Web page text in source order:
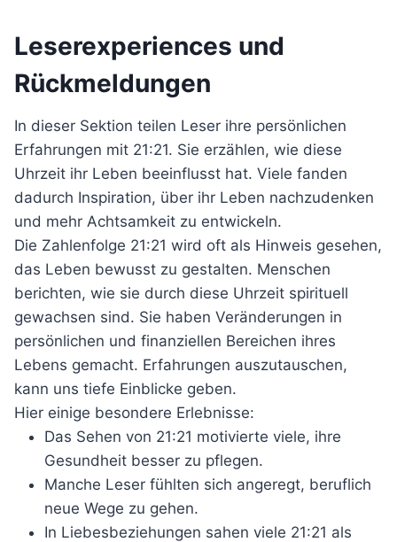
Leserexperiences und
Rückmeldungen
In dieser Sektion teilen Leser ihre persönlichen
Erfahrungen mit 21:21. Sie erzählen, wie diese
Uhrzeit ihr Leben beeinflusst hat. Viele fanden
dadurch Inspiration, über ihr Leben nachzudenken
und mehr Achtsamkeit zu entwickeln.
Die Zahlenfolge 21:21 wird oft als Hinweis gesehen,
das Leben bewusst zu gestalten. Menschen
berichten, wie sie durch diese Uhrzeit spirituell
gewachsen sind. Sie haben Veränderungen in
persönlichen und finanziellen Bereichen ihres
Lebens gemacht. Erfahrungen auszutauschen,
kann uns tiefe Einblicke geben.
Hier einige besondere Erlebnisse:
Das Sehen von 21:21 motivierte viele, ihre
Gesundheit besser zu pflegen.
Manche Leser fühlten sich angeregt, beruflich
neue Wege zu gehen.
In Liebesbeziehungen sahen viele 21:21 als